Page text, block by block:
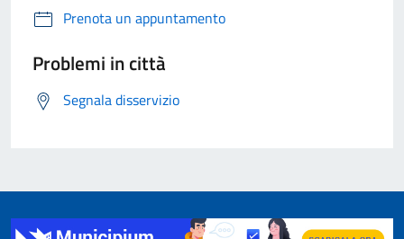
Prenota un appuntamento
Problemi in città
Segnala disservizio